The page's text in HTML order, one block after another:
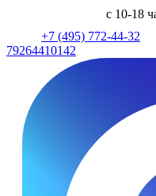
с 10-18
+7 (495) 772-44-32
79264410142